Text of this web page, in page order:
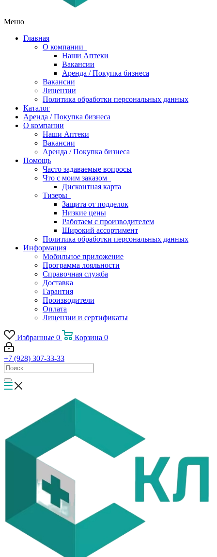
Меню
Главная
О компании
Наши Аптеки
Вакансии
Аренда / Покупка бизнеса
Вакансии
Лицензии
Политика обработки персональных данных
Каталог
Аренда / Покупка бизнеса
О компании
Наши Аптеки
Вакансии
Аренда / Покупка бизнеса
Помощь
Часто задаваемые вопросы
Что с моим заказом
Дисконтная карта
Тизеры
Защита от подделок
Низкие цены
Работаем с производителем
Широкий ассортимент
Политика обработки персональных данных
Информация
Мобильное приложение
Программа лояльности
Справочная служба
Доставка
Гарантия
Производители
Оплата
Лицензии и сертификаты
Избранные 0 Корзина 0
+7 (928) 307-33-33